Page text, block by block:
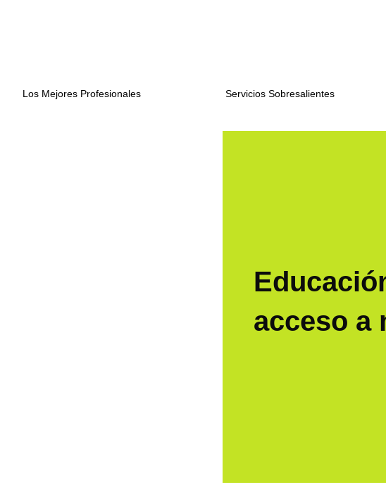
Los Mejores Profesionales Servicios Sobresalientes
acceso a